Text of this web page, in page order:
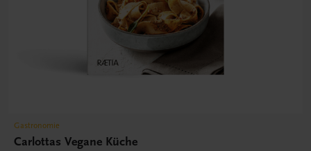
Gastronomie
Carlottas Vegane Küche